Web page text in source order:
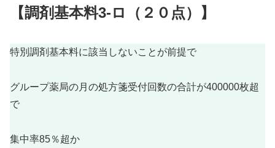
【調剤基本料3-ロ （２０ 点） 】
特別調剤基本料に該当しないことが前提で
グループ薬局の月の処方箋受付回数の合計が400000枚超
で
集中率85％超か